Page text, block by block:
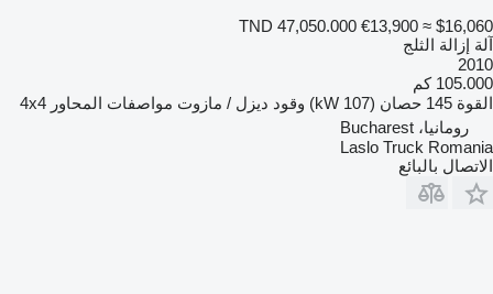
TND 47,050.000 €13,900 ≈ $16,060
آلة إزالة الثلج
2010
105.000 كم
القوة 145 حصان (107 kW) وقود ديزل / مازوت مواصفات المحاور 4x4
رومانيا، Bucharest
Laslo Truck Romania
الاتصال بالبائع